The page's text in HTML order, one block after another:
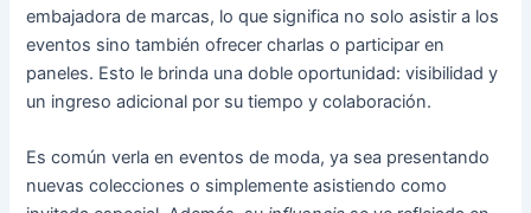
embajadora de marcas, lo que significa no solo asistir a los
eventos sino también ofrecer charlas o participar en
paneles. Esto le brinda una doble oportunidad: visibilidad y
un ingreso adicional por su tiempo y colaboración.
Es común verla en eventos de moda, ya sea presentando
nuevas colecciones o simplemente asistiendo como